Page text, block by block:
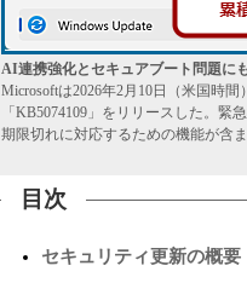
AI連携強化とセキュアブート問題に
Microsoftは2026年2月10日（米国時
「KB5074109」をリリースした。
期限切れに対応するための機能が含
目次
セキュリティ更新の概要